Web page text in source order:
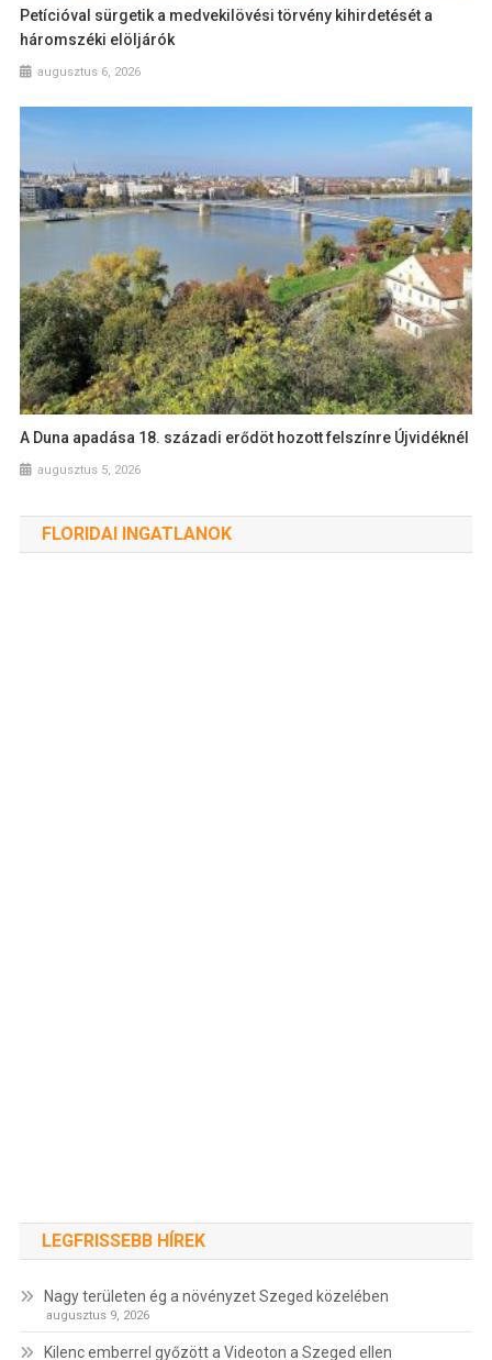
Petícióval sürgetik a medvekilövési törvény kihirdetését a
háromszéki elöljárók
augusztus 6, 2026
A Duna apadása 18. századi erődöt hozott felszínre Újvidéknél
augusztus 5, 2026
FLORIDAI INGATLANOK
LEGFRISSEBB HÍREK
Nagy területen ég a növényzet Szeged közelében
augusztus 9, 2026
Kilenc emberrel győzött a Videoton a Szeged ellen